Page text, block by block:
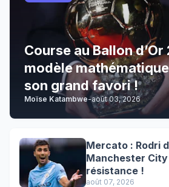
Course au Ballon d’Or
modèle
son grand favori !
Moïse Katambwe-août 03, 2026
Mercato : Rodri
Manchester
résistance !
août 07, 2026